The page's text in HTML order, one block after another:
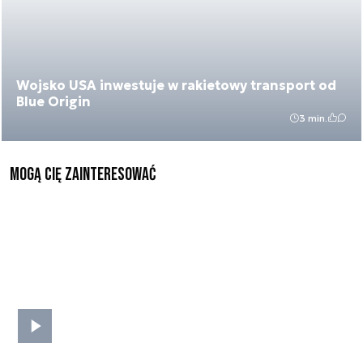
Wojsko USA inwestuje w rakietowy transport od
Blue Origin
3 min.
Mogą Cię zainteresować